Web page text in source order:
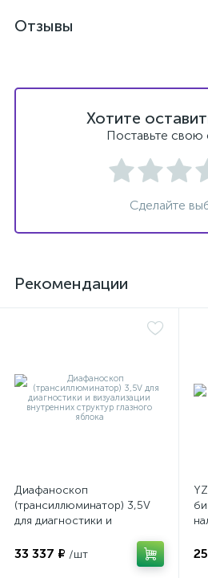
Отзывы
Хотите
Поставьте свою
Сделайте
Рекомендации
Диафаноскоп
(трансиллюминатор) 3,5V
для диагностики и
структур глазного яблока
33 337 ₽ /шт